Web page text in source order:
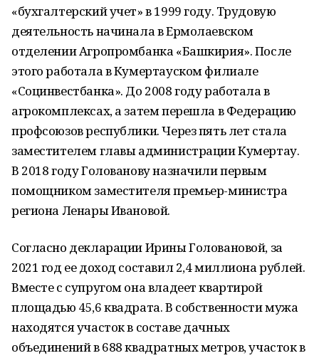
«бухгалтерский учет» в 1999 году. Трудовую
деятельность начинала в Ермолаевском
отделении Агропромбанка «Башкирия». После
этого работала в Кумертауском филиале
«Социнвестбанка». До 2008 году работала в
агрокомплексах, а затем перешла в Федерацию
профсоюзов республики. Через пять лет стала
заместителем главы администрации Кумертау.
В 2018 году Голованову назначили первым
помощником заместителя премьер-министра
региона Ленары Ивановой.
Согласно декларации Ирины Головановой, за
2021 год ее доход составил 2,4 миллиона рублей.
Вместе с супругом она владеет квартирой
площадью 45,6 квадрата. В собственности мужа
находятся участок в составе дачных
объединений в 688 квадратных метров, участок в